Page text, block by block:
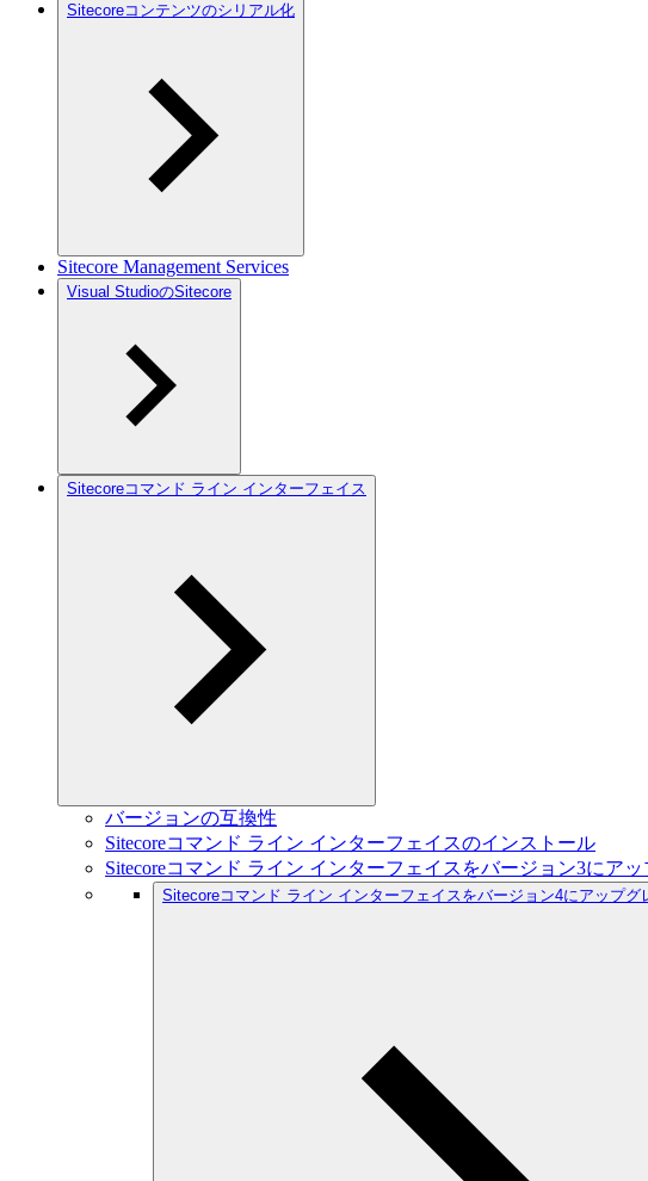
Sitecoreコンテンツのシリアル化
Sitecore Management Services
Visual StudioのSitecore
Sitecoreコマンド ライン インターフェイス
バージョンの互換性
Sitecoreコマンド ライン インターフェイスのインストール
Sitecoreコマンド ライン インターフェイスをバージョン3にア
Sitecoreコマンド ライン インターフェイスをバージョン4にアップグ